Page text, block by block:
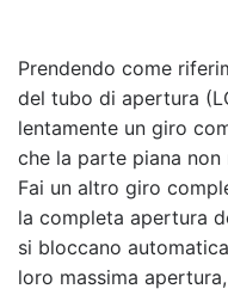
Prendendo come
del tubo di apertura
lentamente un giro
che la parte piana
Fai un altro giro
la completa apertura
si bloccano
loro massima